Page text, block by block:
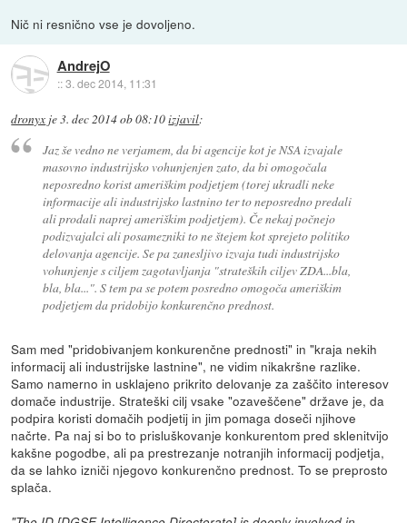
Nič ni resnično vse je dovoljeno.
AndrejO
::3. dec 2014, 11:31
dronyx je3. dec 2014 ob 08:10izjavil:
Jaz še vedno ne verjamem, da bi agencije kot je NSA izvajale
masovno industrijsko vohunjenjen zato, da bi omogočala
neposredno korist ameriškim podjetjem (torej ukradli neke
informacije ali industrijsko lastnino ter to neposredno predali
ali prodali naprej ameriškim podjetjem). Če nekaj počnejo
podizvajalci ali posamezniki to ne štejem kot sprejeto politiko
delovanja agencije. Se pa zanesljivo izvaja tudi industrijsko
vohunjenje s ciljem zagotavljanja "strateških ciljev ZDA...bla,
bla, bla...". S tem pa se potem posredno omogoča ameriškim
podjetjem da pridobijo konkurenčno prednost.
Sam med "pridobivanjem konkurenčne prednosti" in "kraja nekih
informacij ali industrijske lastnine", ne vidim nikakršne razlike.
Samo namerno in usklajeno prikrito delovanje za zaščito interesov
domače industrije. Strateški cilj vsake "ozaveščene" države je, da
podpira koristi domačih podjetij in jim pomaga doseči njihove
načrte. Pa naj si bo to prisluškovanje konkurentom pred sklenitvijo
kakšne pogodbe, ali pa prestrezanje notranjih informacij podjetja,
da se lahko izniči njegovo konkurenčno prednost. To se preprosto
splača.